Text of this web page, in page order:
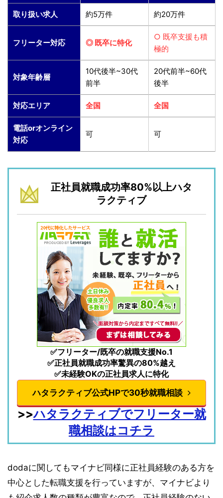
取り扱い求人 約5万件 約20万件
フリーター対応 ◎ 既卒に特化
○ 既卒支援も積
極的
対象年齢層
10代後半~30代
前半
20代前半~60代
後半
対応エリア 全国 全国
電話orオンライン
対応
可 可
正社員就職成功率80%以上ハタ
ラクティブ
✅フリーター/既卒の就職支援No.1
✅正社員就職成功率驚異の80%越え
✅未経験OKの正社員求人に特化
ハタラクティブ公式HPで30秒就職相談
>>ハタラクティブでフリーター就
職相談はコチラ
dodaに関してもマイナビ同様に正社員経験のある方を
中心とした転職支援を行っていますが、マイナビより